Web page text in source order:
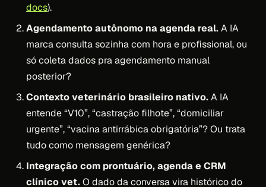
docs).
Agendamento autônomo na agenda real.A IA
marca consulta sozinha com hora e profissional, ou
só coleta dados pra agendamento manual
posterior?
Contexto veterinário brasileiro nativo.A IA
entende “V10”, “castração filhote”, “domiciliar
urgente”, “vacina antirrábica obrigatória”? Ou trata
tudo como mensagem genérica?
Integração com prontuário, agenda e CRM
clínico vet.O dado da conversa vira histórico do